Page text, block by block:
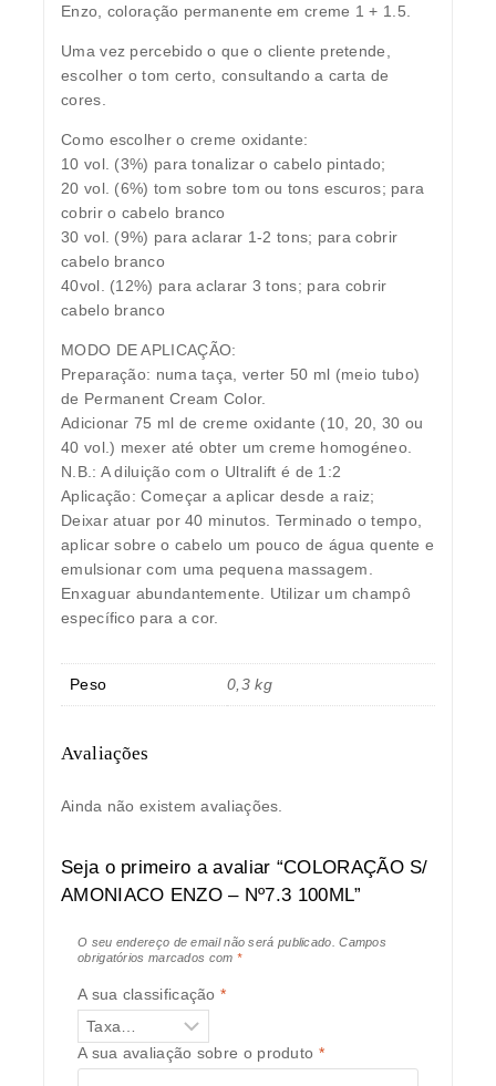
Enzo, coloração permanente em creme 1 + 1.5.
Uma vez percebido o que o cliente pretende,
escolher o tom certo, consultando a carta de
cores.
Como escolher o creme oxidante:
10 vol. (3%) para tonalizar o cabelo pintado;
20 vol. (6%) tom sobre tom ou tons escuros; para
cobrir o cabelo branco
30 vol. (9%) para aclarar 1-2 tons; para cobrir
cabelo branco
40vol. (12%) para aclarar 3 tons; para cobrir
cabelo branco
MODO DE APLICAÇÃO:
Preparação: numa taça, verter 50 ml (meio tubo)
de Permanent Cream Color.
Adicionar 75 ml de creme oxidante (10, 20, 30 ou
40 vol.) mexer até obter um creme homogéneo.
N.B.: A diluição com o Ultralift é de 1:2
Aplicação: Começar a aplicar desde a raiz;
Deixar atuar por 40 minutos. Terminado o tempo,
aplicar sobre o cabelo um pouco de água quente e
emulsionar com uma pequena massagem.
Enxaguar abundantemente. Utilizar um champô
específico para a cor.
Peso 0,3 kg
Avaliações
Ainda não existem avaliações.
Seja o primeiro a avaliar “COLORAÇÃO S/
AMONIACO ENZO – Nº7.3 100ML”
O seu endereço de email não será publicado.
Campos
obrigatórios marcados com *
A sua classificação*
A sua avaliação sobre o produto *